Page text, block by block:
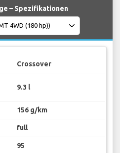
– Spezifikationen
Crossover
9.3 l
156 g/km
full
95